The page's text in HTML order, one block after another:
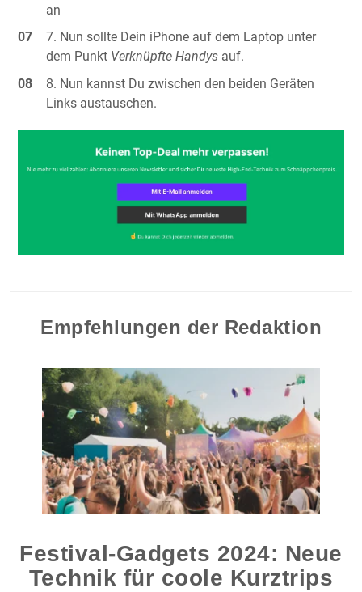
an
Nun sollte Dein iPhone auf dem Laptop unter
dem Punkt Verknüpfte Handys auf.
Nun kannst Du zwischen den beiden Geräten
Links austauschen.
Empfehlungen der Redaktion
Festival-Gadgets 2024: Neue
Technik für coole Kurztrips